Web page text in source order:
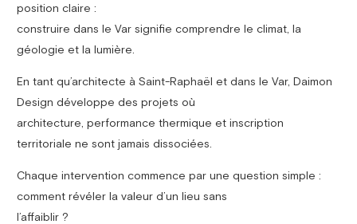
position claire :
construire dans le Var signifie comprendre le climat, la
géologie et la lumière.
En tant qu’architecte à Saint-Raphaël et dans le Var, Daimon
Design développe des projets où
architecture, performance thermique et inscription
territoriale ne sont jamais dissociées.
Chaque intervention commence par une question simple :
comment révéler la valeur d’un lieu sans
l’affaiblir ?